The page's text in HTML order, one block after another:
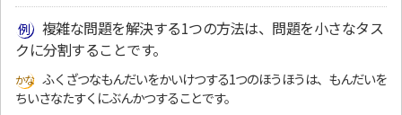
複雑な問題を解決する1つの方法は、問題を小さなタス
クに分割することです。
ふくざつなもんだいをかいけつする1つのほうほうは、もんだいを
ちいさなたすくにぶんかつすることです。